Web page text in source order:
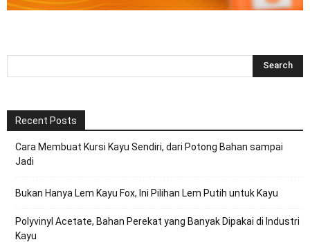
Recent Posts
Cara Membuat Kursi Kayu Sendiri, dari Potong Bahan sampai
Jadi
Bukan Hanya Lem Kayu Fox, Ini Pilihan Lem Putih untuk Kayu
Polyvinyl Acetate, Bahan Perekat yang Banyak Dipakai di Industri
Kayu